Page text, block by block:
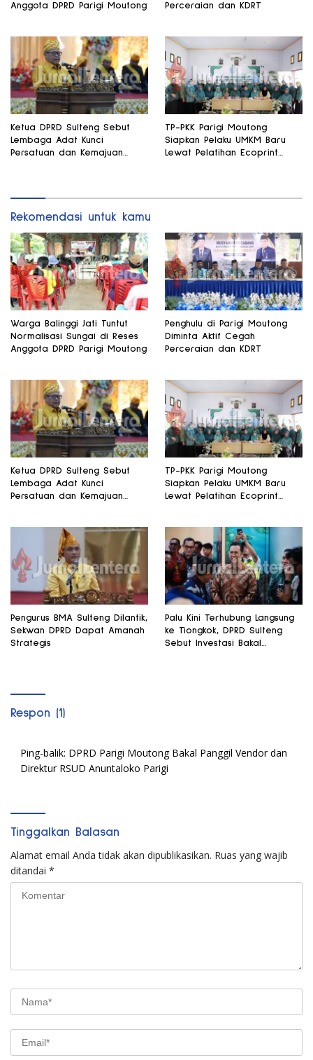
Anggota DPRD Parigi Moutong
Perceraian dan KDRT
Ketua DPRD Sulteng Sebut
Lembaga Adat Kunci
Persatuan dan Kemajuan
TP-PKK Parigi Moutong
Siapkan Pelaku UMKM Baru
Lewat Pelatihan Ecoprint
Rekomendasi untuk kamu
Warga Balinggi Jati Tuntut
Normalisasi Sungai di Reses
Anggota DPRD Parigi Moutong
Penghulu di Parigi Moutong
Diminta Aktif Cegah
Perceraian dan KDRT
Ketua DPRD Sulteng Sebut
Lembaga Adat Kunci
Persatuan dan Kemajuan
TP-PKK Parigi Moutong
Siapkan Pelaku UMKM Baru
Lewat Pelatihan Ecoprint
Pengurus BMA Sulteng Dilantik,
Sekwan DPRD Dapat Amanah
Strategis
Palu Kini Terhubung Langsung
ke Tiongkok, DPRD Sulteng
Sebut Investasi Bakal
Respon (1)
Ping-balik: DPRD Parigi Moutong Bakal Panggil Vendor dan
Direktur RSUD Anuntaloko Parigi
Tinggalkan Balasan
Alamat email Anda tidak akan dipublikasikan. Ruas yang wajib
ditandai *